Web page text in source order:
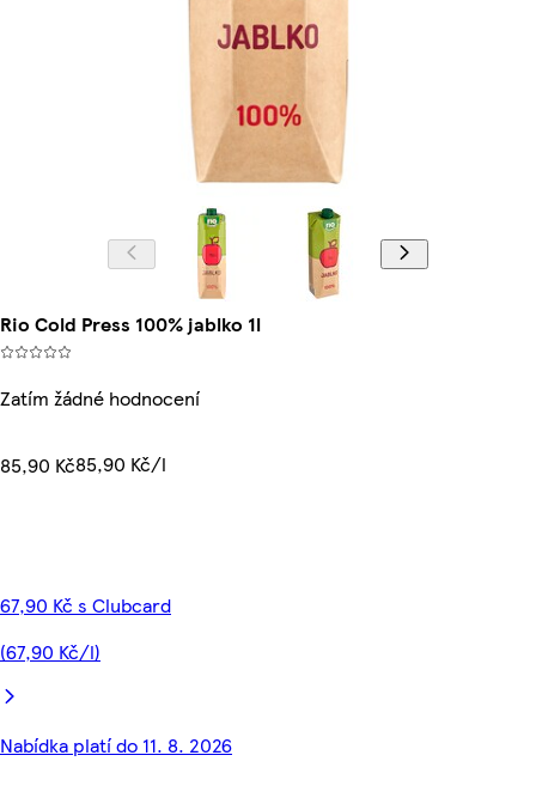
Rio Cold Press 100% jablko 1l
Zatím žádné hodnocení
85,90 Kč85,90 Kč/l
67,90 Kč s Clubcard
(67,90 Kč/l)
Nabídka platí do 11. 8. 2026